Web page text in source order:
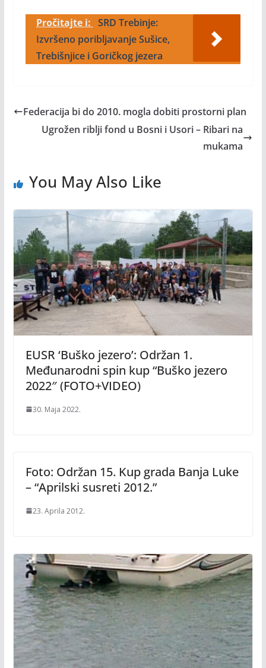
Pročitajte i: SRD Trebinje:
Izvršeno poribljavanje Sušice,
Trebišnjice i Goričkog jezera
Federacija bi do 2010. mogla dobiti prostorni plan
Ugrožen riblji fond u Bosni i Usori – Ribari na
mukama
You May Also Like
EUSR ‘Buško jezero’: Održan 1.
Međunarodni spin kup “Buško jezero
2022″ (FOTO+VIDEO)
30. Maja 2022.
Foto: Održan 15. Kup grada Banja Luke
– “Aprilski susreti 2012.”
23. Aprila 2012.